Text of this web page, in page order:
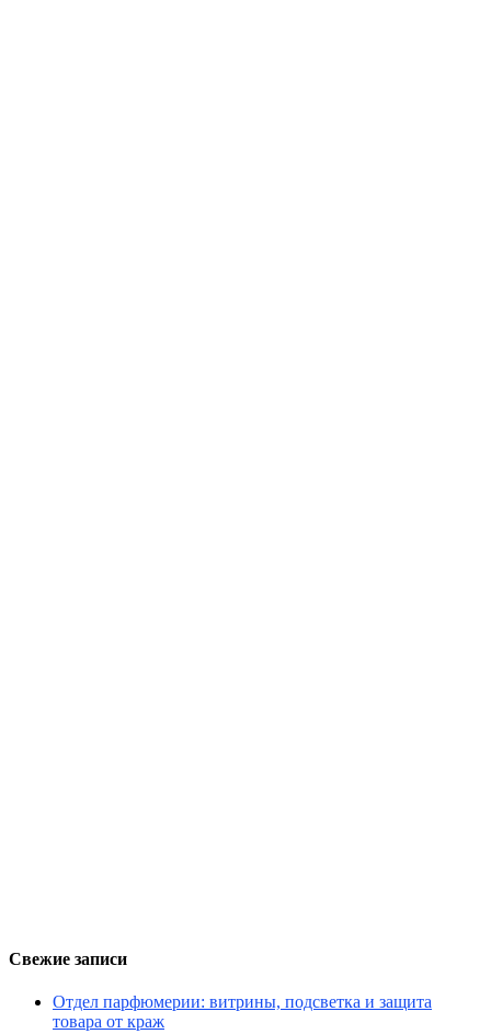
Свежие записи
Отдел парфюмерии: витрины, подсветка и защита
товара от краж